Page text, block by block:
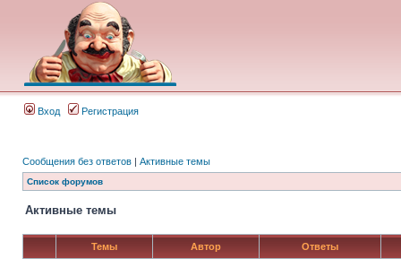
Вход Регистрация
Сообщения без ответов | Активные темы
Список форумов
Активные темы
Темы Автор Ответы